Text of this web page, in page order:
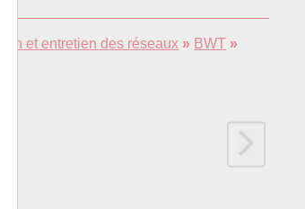
et entretien des réseaux » BWT »